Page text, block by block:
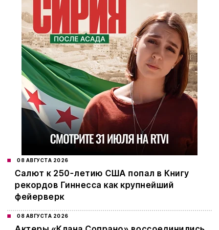
08 АВГУСТА 2026
Салют к 250-летию США попал в Книгу
рекордов Гиннесса как крупнейший
фейерверк
08 АВГУСТА 2026